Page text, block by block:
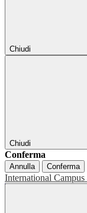
Chiudi
Chiudi
Conferma
Annulla Conferma
International Campus